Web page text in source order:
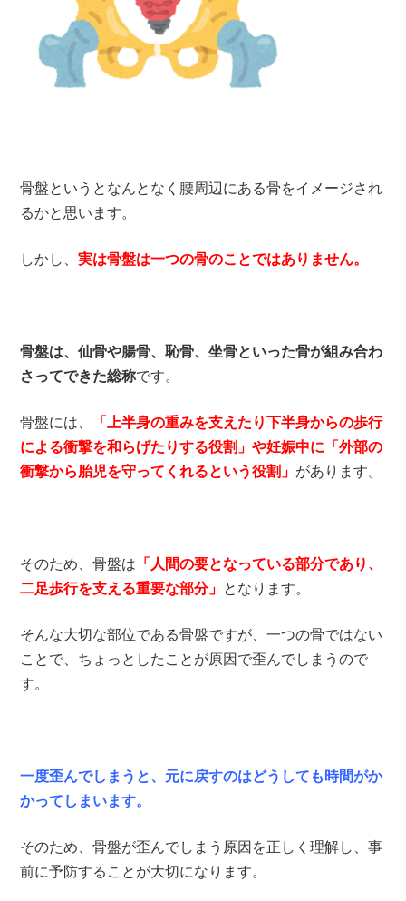
骨盤というとなんとなく腰周辺にある骨をイメージされ
るかと思います。
しかし、実は骨盤は一つの骨のことではありません。
骨盤は、仙骨や腸骨、恥骨、坐骨といった骨が組み合わ
さってできた総称です。
骨盤には、
「上半身の重みを支えたり下半身からの歩行
による衝撃を和らげたりする役割」や妊娠中に「外部の
衝撃から胎児を守ってくれるという役割」 があります。
そのため、骨盤は 「人間の要となっている部分であり、
二足歩行を支える重要な部分」 となります。
そんな大切な部位である骨盤ですが、一つの骨ではない
ことで、ちょっとしたことが原因で歪んでしまうので
す。
一度歪んでしまうと、元に戻すのはどうしても時間がか
かってしまいます。
そのため、骨盤が歪んでしまう原因を正しく理解し、事
前に予防することが大切になります。